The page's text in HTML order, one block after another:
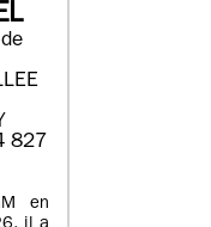
827
en